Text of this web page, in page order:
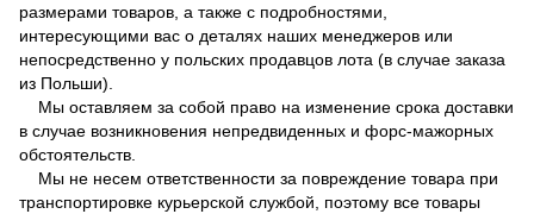
размерами товаров, а также с подробностями,
интересующими вас о деталях наших менеджеров или
непосредственно у польских продавцов лота (в случае заказа
из Польши).
Мы оставляем за собой право на изменение срока доставки
в случае возникновения непредвиденных и форс-мажорных
обстоятельств.
Мы не несем ответственности за повреждение товара при
транспортировке курьерской службой, поэтому все товары